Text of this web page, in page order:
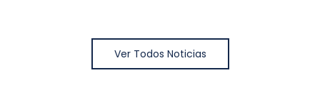
Ver Todos Noticias